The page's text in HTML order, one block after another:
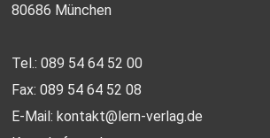
80686 München
Tel.: 089 54 64 52 00
Fax: 089 54 64 52 08
E-Mail:kontakt@lern-verlag.de